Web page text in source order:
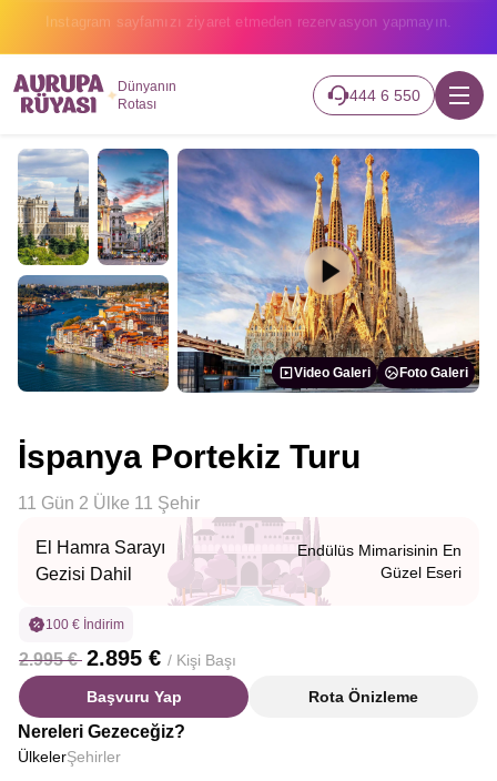
2026 turlarımız başladı hemen canlı takip edin.
Dünyanın
Rotası
444 6 550
Video Galeri Foto Galeri
İspanya Portekiz Turu
11 Gün 2 Ülke 11 Şehir
El Hamra Sarayı
Gezisi Dahil
Endülüs Mimarisinin En
Güzel Eseri
100 € İndirim
2.995 € 2.895 € / Kişi Başı
Başvuru Yap Rota Önizleme
Nereleri Gezeceğiz?
ÜlkelerŞehirler